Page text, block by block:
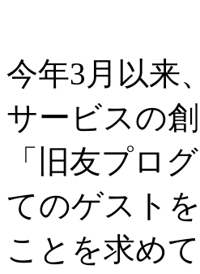
今年3月以来
サービスの
「旧友プロ
てのゲスト
ことを求め